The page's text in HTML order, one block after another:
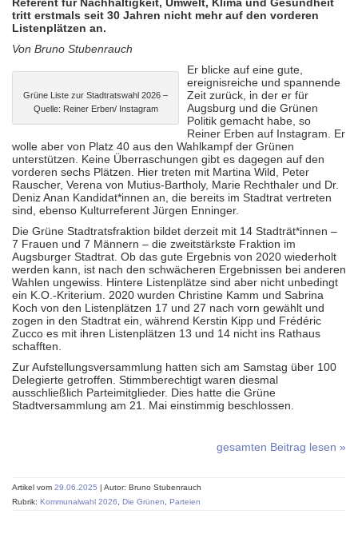
tritt erstmals seit 30 Jahren nicht mehr auf den vorderen
Listenplätzen an.
Von Bruno Stubenrauch
Grüne Liste zur Stadtratswahl 2026 –
Quelle: Reiner Erben/ Instagram
Er blicke auf eine gute,
ereignisreiche und spannende
Zeit zurück, in der er für
Augsburg und die Grünen
Politik gemacht habe, so
Reiner Erben auf Instagram. Er
wolle aber von Platz 40 aus den Wahlkampf der Grünen
unterstützen. Keine Überraschungen gibt es dagegen auf den
vorderen sechs Plätzen. Hier treten mit Martina Wild, Peter
Rauscher, Verena von Mutius-Bartholy, Marie Rechthaler und Dr.
Deniz Anan Kandidat*innen an, die bereits im Stadtrat vertreten
sind, ebenso Kulturreferent Jürgen Enninger.
Die Grüne Stadtratsfraktion bildet derzeit mit 14 Stadträt*innen –
7 Frauen und 7 Männern – die zweitstärkste Fraktion im
Augsburger Stadtrat. Ob das gute Ergebnis von 2020 wiederholt
werden kann, ist nach den schwächeren Ergebnissen bei anderen
Wahlen ungewiss. Hintere Listenplätze sind aber nicht unbedingt
ein K.O.-Kriterium. 2020 wurden Christine Kamm und Sabrina
Koch von den Listenplätzen 17 und 27 nach vorn gewählt und
zogen in den Stadtrat ein, während Kerstin Kipp und Frédéric
Zucco es mit ihren Listenplätzen 13 und 14 nicht ins Rathaus
schafften.
Zur Aufstellungsversammlung hatten sich am Samstag über 100
Delegierte getroffen. Stimmberechtigt waren diesmal
ausschließlich Parteimitglieder. Dies hatte die Grüne
Stadtversammlung am 21. Mai einstimmig beschlossen.
gesamten Beitrag lesen »
Artikel vom 29.06.2025 | Autor: Bruno Stubenrauch
Rubrik: Kommunalwahl 2026 Die Grünen Parteien